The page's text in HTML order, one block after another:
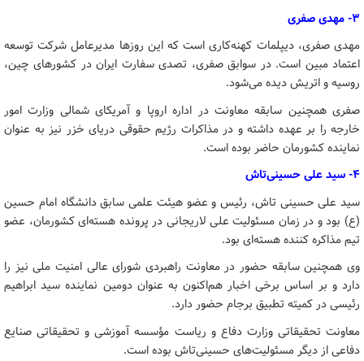
۳- مهدی صفری
مهدی صفری، دیپلمات کهنه‌کاری است که این روزها مدیرعامل شرکت توسعه
اعتماد مبین است. در سوابق صفری، تصدی سفارت ایران در کشورهای چین،
روسیه و اتریش دیده می‌شود.
صفری همچنین سابقه معاونت در اداره اروپا و آمریکای شمالی وزارت امور
خارجه را بر عهده داشته و در مذاکرات رژیم حقوقی دریای خزر نیز به عنوان
نماینده کشورمان حاضر بوده است.
۴- سید علی حسینی‌تاش
سید علی حسینی تاش، رئیس و عضو هیئت علمی سابق دانشگاه امام حسین
(ع) بود و در زمان مسئولیت علی لاریجانی در پرونده هسته‌ای کشورمان، عضو
تیم مذاکره کننده هسته‌ای بود.
وی همچنین سابقه حضور در معاونت راهبردی شورای عالی امنیت ملی نیز را
دارد و بر اساس برخی اخبار هم‌اکنون به عنوان دومین نماینده سید ابراهیم
رئیسی در کمیته تطبیق برجام حضور دارد.
معاونت تحقیقاتی وزارت دفاع و ریاست مؤسسه آموزشی و تحقیقاتی صنایع
دفاعی از دیگر مسئولیت‌های حسینی‌تاش بوده است.